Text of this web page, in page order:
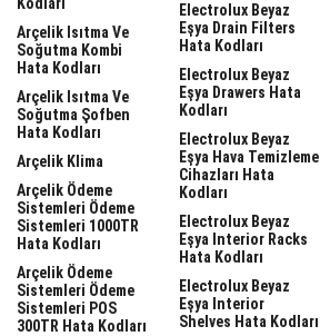
Arçelik Isıtma Ve
Soğutma Kombi
Hata Kodları
Arçelik Isıtma Ve
Soğutma Şofben
Hata Kodları
Arçelik Klima
Arçelik Ödeme
Sistemleri Ödeme
Sistemleri 1000TR
Hata Kodları
Arçelik Ödeme
Sistemleri Ödeme
Sistemleri POS
300TR Hata Kodları
Electrolux Beyaz
Eşya Drain Filters
Hata Kodları
Electrolux Beyaz
Eşya Drawers Hata
Kodları
Electrolux Beyaz
Eşya Hava Temizleme
Cihazları Hata
Kodları
Electrolux Beyaz
Eşya Interior Racks
Hata Kodları
Electrolux Beyaz
Eşya Interior
Shelves Hata Kodları